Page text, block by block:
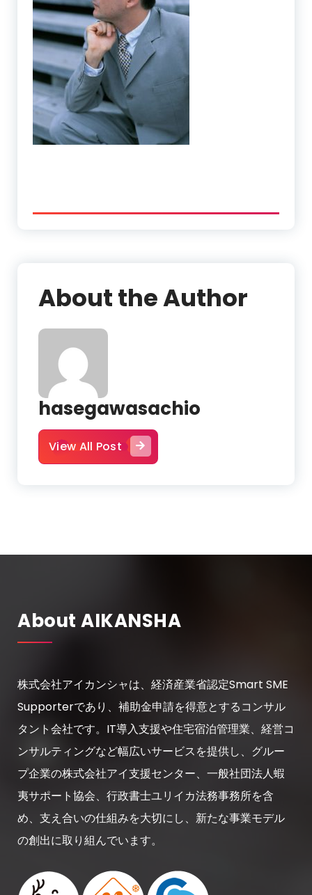
About the Author
hasegawasachio
View All Post
About AIKANSHA
株式会社アイカンシャは、経済産業省認定Smart SME
Supporterであり、補助金申請を得意とするコンサル
タント会社です。IT導入支援や住宅宿泊管理業、経営コ
ンサルティングなど幅広いサービスを提供し、グルー
プ企業の株式会社アイ支援センター、一般社団法人蝦
夷サポート協会、行政書士ユリイカ法務事務所を含
め、支え合いの仕組みを大切にし、新たな事業モデル
の創出に取り組んでいます。